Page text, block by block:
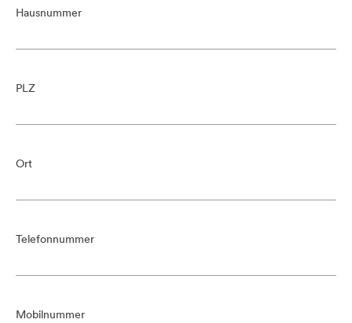
Hausnummer
PLZ
Ort
Telefonnummer
Mobilnummer